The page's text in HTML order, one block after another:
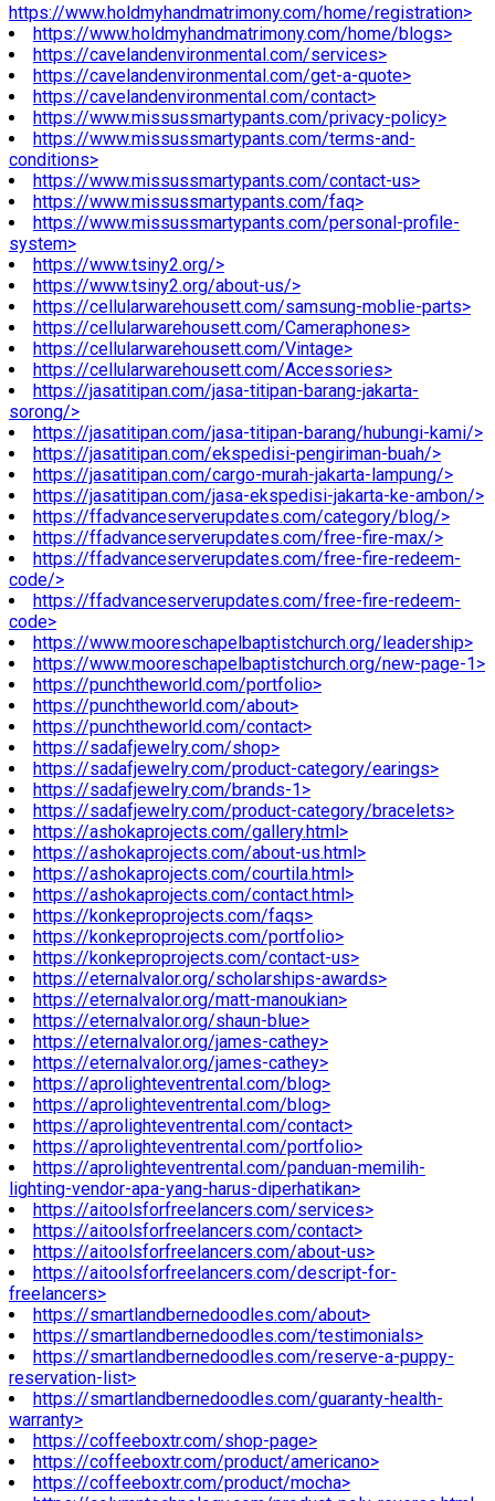
https://www.holdmyhandmatrimony.com/home/registration>
https://www.holdmyhandmatrimony.com/home/blogs>
https://cavelandenvironmental.com/services>
https://cavelandenvironmental.com/get-a-quote>
https://cavelandenvironmental.com/contact>
https://www.missussmartypants.com/privacy-policy>
https://www.missussmartypants.com/terms-and-
conditions>
https://www.missussmartypants.com/contact-us>
https://www.missussmartypants.com/faq>
https://www.missussmartypants.com/personal-profile-
system>
https://www.tsiny2.org/>
https://www.tsiny2.org/about-us/>
https://cellularwarehousett.com/samsung-moblie-parts>
https://cellularwarehousett.com/Cameraphones>
https://cellularwarehousett.com/Vintage>
https://cellularwarehousett.com/Accessories>
https://jasatitipan.com/jasa-titipan-barang-jakarta-
sorong/>
https://jasatitipan.com/jasa-titipan-barang/hubungi-kami/>
https://jasatitipan.com/ekspedisi-pengiriman-buah/>
https://jasatitipan.com/cargo-murah-jakarta-lampung/>
https://jasatitipan.com/jasa-ekspedisi-jakarta-ke-ambon/>
https://ffadvanceserverupdates.com/category/blog/>
https://ffadvanceserverupdates.com/free-fire-max/>
https://ffadvanceserverupdates.com/free-fire-redeem-
code/>
https://ffadvanceserverupdates.com/free-fire-redeem-
code>
https://www.mooreschapelbaptistchurch.org/leadership>
https://www.mooreschapelbaptistchurch.org/new-page-1>
https://punchtheworld.com/portfolio>
https://punchtheworld.com/about>
https://punchtheworld.com/contact>
https://sadafjewelry.com/shop>
https://sadafjewelry.com/product-category/earings>
https://sadafjewelry.com/brands-1>
https://sadafjewelry.com/product-category/bracelets>
https://ashokaprojects.com/gallery.html>
https://ashokaprojects.com/about-us.html>
https://ashokaprojects.com/courtila.html>
https://ashokaprojects.com/contact.html>
https://konkeproprojects.com/faqs>
https://konkeproprojects.com/portfolio>
https://konkeproprojects.com/contact-us>
https://eternalvalor.org/scholarships-awards>
https://eternalvalor.org/matt-manoukian>
https://eternalvalor.org/shaun-blue>
https://eternalvalor.org/james-cathey>
https://eternalvalor.org/james-cathey>
https://aprolighteventrental.com/blog>
https://aprolighteventrental.com/blog>
https://aprolighteventrental.com/contact>
https://aprolighteventrental.com/portfolio>
https://aprolighteventrental.com/panduan-memilih-
lighting-vendor-apa-yang-harus-diperhatikan>
https://aitoolsforfreelancers.com/services>
https://aitoolsforfreelancers.com/contact>
https://aitoolsforfreelancers.com/about-us>
https://aitoolsforfreelancers.com/descript-for-
freelancers>
https://smartlandbernedoodles.com/about>
https://smartlandbernedoodles.com/testimonials>
https://smartlandbernedoodles.com/reserve-a-puppy-
reservation-list>
https://smartlandbernedoodles.com/guaranty-health-
warranty>
https://coffeeboxtr.com/shop-page>
https://coffeeboxtr.com/product/americano>
https://coffeeboxtr.com/product/mocha>